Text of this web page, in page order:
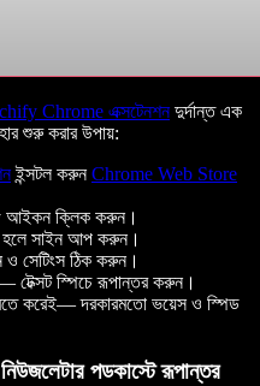
Chrome এক্সটেনশনদুর্দান্ত এক
শুরু করার উপায়:
ইন্সটল করুনChrome Web Store
আইকন ক্লিক করুন।
হলে সাইন আপ করুন।
ও সেটিংস ঠিক করুন।
স্পিচে রূপান্তর করুন।
করেই— দরকারমতো ভয়েস ও স্পিড
পডকাস্টে রূপান্তর